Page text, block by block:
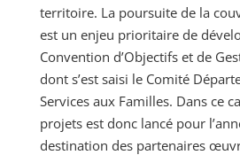
territoire. La poursuite de la
est un enjeu prioritaire de
Convention d’Objectifs et de
dont s’est saisi le Comité
Services aux Familles. Dans ce
projets est donc lancé pour
destination des partenaires